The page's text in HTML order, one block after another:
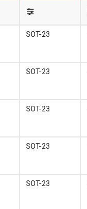
SOT-23
SOT-23
SOT-23
SOT-23
SOT-23